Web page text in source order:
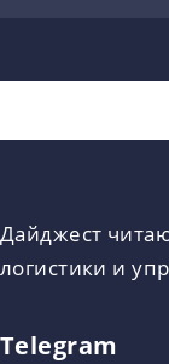
Дайджест
логистики и
Telegram